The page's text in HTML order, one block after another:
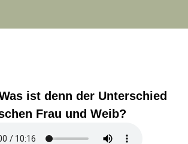
ist denn der Unterschied
Frau und Weib?